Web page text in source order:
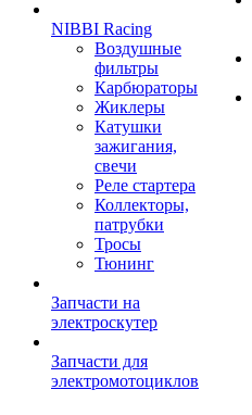
NIBBI Racing
Воздушные
фильтры
Карбюраторы
Жиклеры
Катушки
зажигания,
свечи
Реле стартера
Коллекторы,
патрубки
Тросы
Тюнинг
Запчасти на
электроскутер
Запчасти для
электромотоциклов